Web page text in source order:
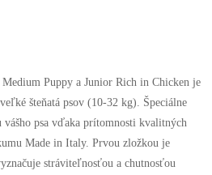
Puppy a Junior Rich in Chicken je
šteňatá psov (10-32 kg). Špeciálne
psa vďaka prítomnosti kvalitných
Made in Italy. Prvou zložkou je
stráviteľnosťou a chutnosťou